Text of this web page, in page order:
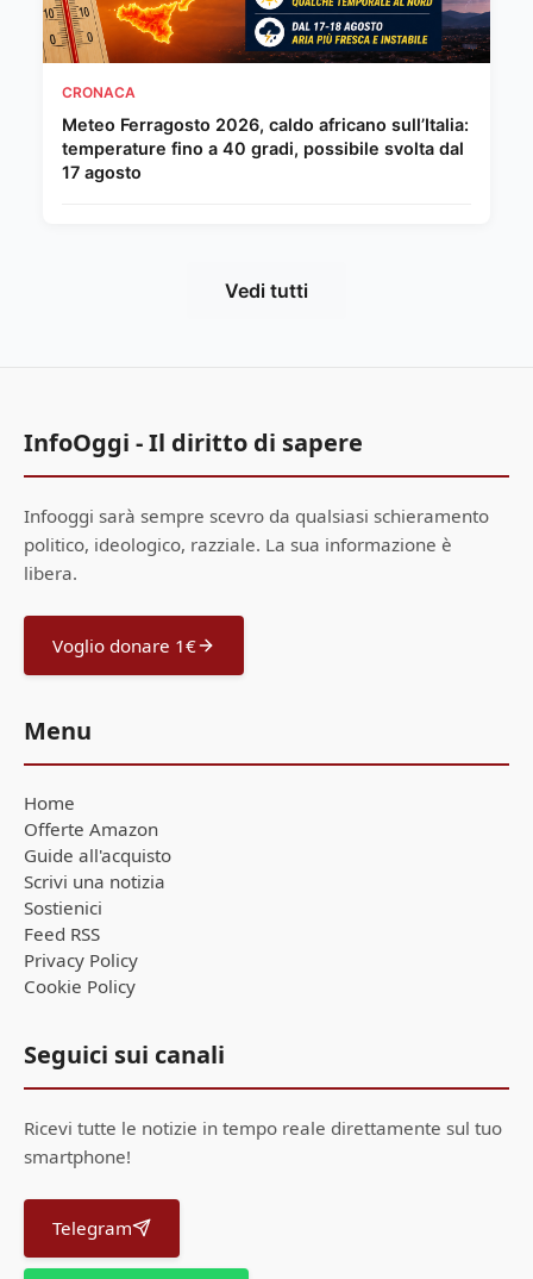
CRONACA
Meteo Ferragosto 2026, caldo africano sull’Italia:
temperature fino a 40 gradi, possibile svolta dal
17 agosto
Vedi tutti
InfoOggi - Il diritto di sapere
Infooggi sarà sempre scevro da qualsiasi schieramento
politico, ideologico, razziale. La sua informazione è
libera.
Voglio donare 1€
Menu
Home
Offerte Amazon
Guide all'acquisto
Scrivi una notizia
Sostienici
Feed RSS
Privacy Policy
Cookie Policy
Seguici sui canali
Ricevi tutte le notizie in tempo reale direttamente sul tuo
smartphone!
Telegram